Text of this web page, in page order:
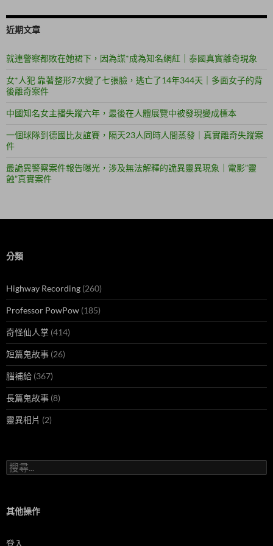
近期文章
就連警察都敗在她裙下，因為謀*成為知名網紅｜泰國真實離奇現象
女*人犯 靠著整形7次變了七張臉，逃亡了14年344天｜多面女子的背
後離奇案件
中國知名女主播失蹤六年，最後在人體展覽中被發現變成標本
一個球隊到德國比友誼賽，隔天23人同時人間蒸發｜真實離奇失蹤案
件
最詭異警察案件報告曝光，涉及無法解釋的詭異靈異現象｜電影”靈
蝕”真實案件
分類
Highway Recording (260)
Professor PowPow (185)
奇怪仙人掌 (414)
短篇鬼故事 (26)
腦補給 (367)
長篇鬼故事 (8)
靈異相片 (2)
搜
尋
字:
其他操作
登入